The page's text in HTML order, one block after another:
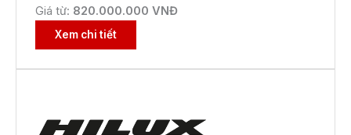
Giá từ: 820.000.000 VNĐ
Xem chi tiết